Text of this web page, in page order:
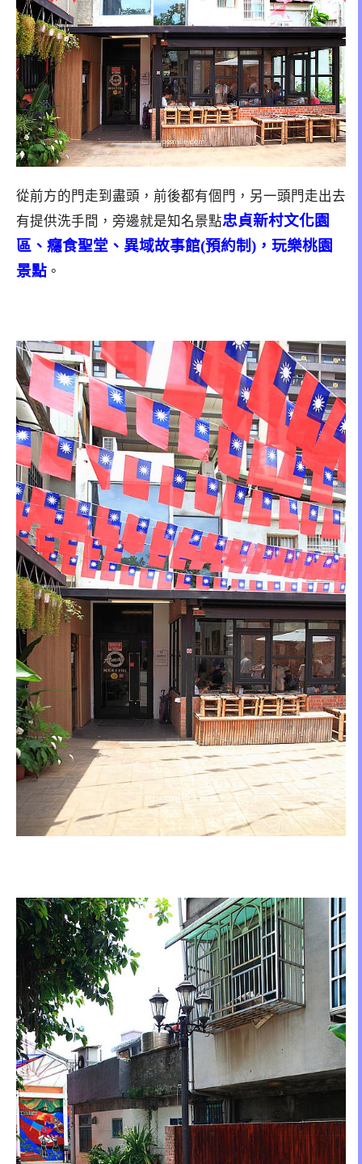
從前方的門走到盡頭，前後都有個門，另一頭門走出去
有提供洗手間，旁邊就是知名景點忠貞新村文化園
區、癮食聖堂、異域故事館(預約制)，玩樂桃園
景點 。